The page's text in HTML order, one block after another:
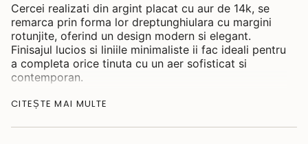
Cercei realizati din argint placat cu aur de 14k, se
remarca prin forma lor dreptunghiulara cu margini
rotunjite, oferind un design modern si elegant.
Finisajul lucios si liniile minimaliste ii fac ideali pentru
a completa orice tinuta cu un aer sofisticat si
contemporan.
Grosime: 2.87-4.68mm
Dimensiune: 26.14x16.50mm
CITEȘTE MAI MULTE